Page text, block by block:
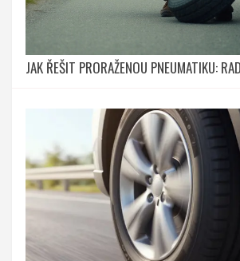
JAK ŘEŠIT PRORAŽENOU PNEUMATIKU: